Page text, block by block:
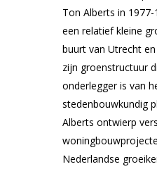
Ton Alberts in
een relatief kleine
buurt van Utrecht
zijn groenstructuur
onderlegger is van
stedenbouwkundig
Alberts ontwierp
Nederlandse